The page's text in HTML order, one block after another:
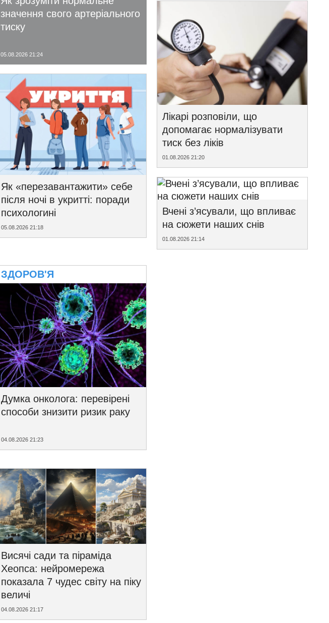
значення свого артеріального
тиску
05.08.2026 21:24
Як «перезавантажити» себе
після ночі в укритті: поради
психологині
05.08.2026 21:18
ЗДОРОВ'Я
Думка онколога: перевірені
способи знизити ризик раку
04.08.2026 21:23
Висячі сади та піраміда
Хеопса: нейромережа
показала 7 чудес світу на піку
величі
04.08.2026 21:17
Лікарі розповіли, що
допомагає нормалізувати
тиск без ліків
01.08.2026 21:20
Вчені з’ясували, що впливає
на сюжети наших снів
01.08.2026 21:14